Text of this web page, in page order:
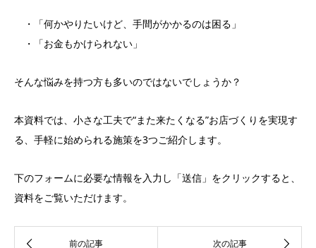
・「何かやりたいけど、手間がかかるのは困る」
・「お金もかけられない」
そんな悩みを持つ方も多いのではないでしょうか？
本資料では、小さな工夫で“また来たくなる”お店づくりを実現す
る、手軽に始められる施策を3つご紹介します。
下のフォームに必要な情報を入力し「送信」をクリックすると、
資料をご覧いただけます。